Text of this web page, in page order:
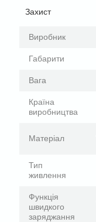
Захист
Виробник
Габарити
Вага
Країна
виробництва
Матеріал
Тип
живлення
Функція
швидкого
заряджання